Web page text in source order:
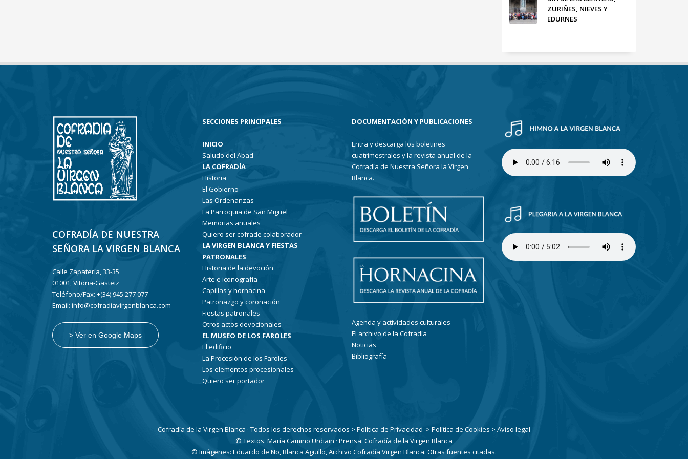
ZURIÑES, NIEVES Y
EDURNES
COFRADÍA DE NUESTRA
SEÑORA LA VIRGEN BLANCA
Calle Zapatería, 33-35
01001, Vitoria-Gasteiz
Teléfono/Fax: +(34) 945 277 077
Email: info@cofradiavirgenblanca.com
> Ver en Google Maps
SECCIONES PRINCIPALES
INICIO
Saludo del Abad
LA COFRADÍA
Historia
El Gobierno
Las Ordenanzas
La Parroquia de San Miguel
Memorias anuales
Quiero ser cofrade colaborador
LA VIRGEN BLANCA Y FIESTAS
PATRONALES
Historia de la devoción
Arte e iconografía
Capillas y hornacina
Patronazgo y coronación
Fiestas patronales
Otros actos devocionales
EL MUSEO DE LOS FAROLES
El edificio
La Procesión de los Faroles
Los elementos procesionales
Quiero ser portador
DOCUMENTACIÓN Y PUBLICACIONES
Entra y descarga los boletines
cuatrimestrales y la revista anual de la
Cofradía de Nuestra Señora la Virgen
Blanca.
Agenda y actividades culturales
El archivo de la Cofradía
Noticias
Bibliografía
Cofradía de la Virgen Blanca · Todos los derechos reservados > Política de Privacidad > Política de Cookies > Aviso legal
© Textos: María Camino Urdiain · Prensa: Cofradía de la Virgen Blanca
© Imágenes: Eduardo de No, Blanca Aguillo, Archivo Cofradía Virgen Blanca. Otras fuentes citadas.